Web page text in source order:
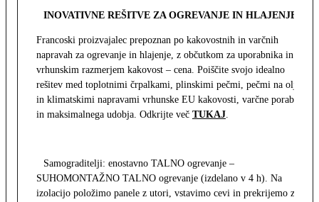
INOVATIVNE REŠITVE ZA OGREVANJE IN HLAJENJE
Francoski proizvajalec prepoznan po kakovostnih in varčnih
napravah za ogrevanje in hlajenje, z občutkom za uporabnika in z
vrhunskim razmerjem kakovost – cena. Poiščite svojo idealno
rešitev med toplotnimi črpalkami, plinskimi pečmi, pečmi na olje
in klimatskimi napravami vrhunske EU kakovosti, varčne porabe
in maksimalnega udobja. Odkrijte več TUKAJ.
Samograditelji: enostavno TALNO ogrevanje –
SUHOMONTAŽNO TALNO ogrevanje (izdelano v 4 h). Na
izolacijo položimo panele z utori, vstavimo cevi in prekrijemo z